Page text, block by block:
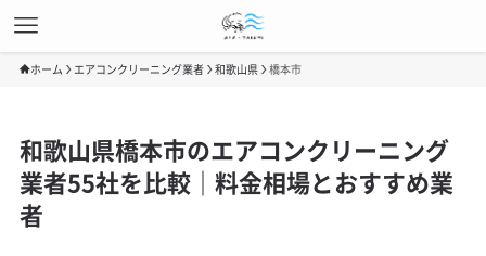
ホーム エアコンクリーニング業者 和歌山県 橋本市
和歌山県橋本市のエアコンクリーニング
業者55社を比較｜料金相場とおすすめ業
者